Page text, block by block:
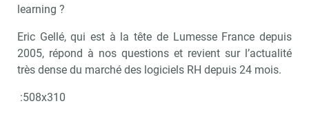
learning ?
Eric Gellé, qui est à la tête de Lumesse France depuis
2005, répond à nos questions et revient sur l’actualité
très dense du marché des logiciels RH depuis 24 mois.
:508x310